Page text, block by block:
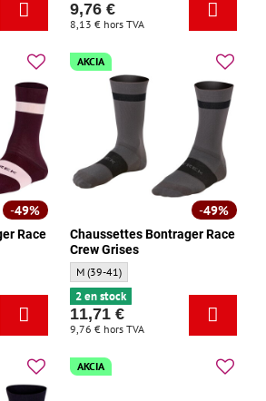
9,76 €
8,13 € hors TVA
49%
Race
Crew violet - Taille:
Bontrager Race Crew violet - Taille:
49%
AKCIA
Chaussettes Bontrager Race
Crew Grises
Chaussettes Bontrager Race Crew Grises
M (39-41)
2 en stock
11,71 €
9,76 € hors TVA
AKCIA